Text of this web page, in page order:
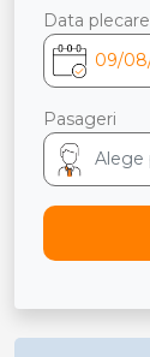
Data plecare
Pasageri